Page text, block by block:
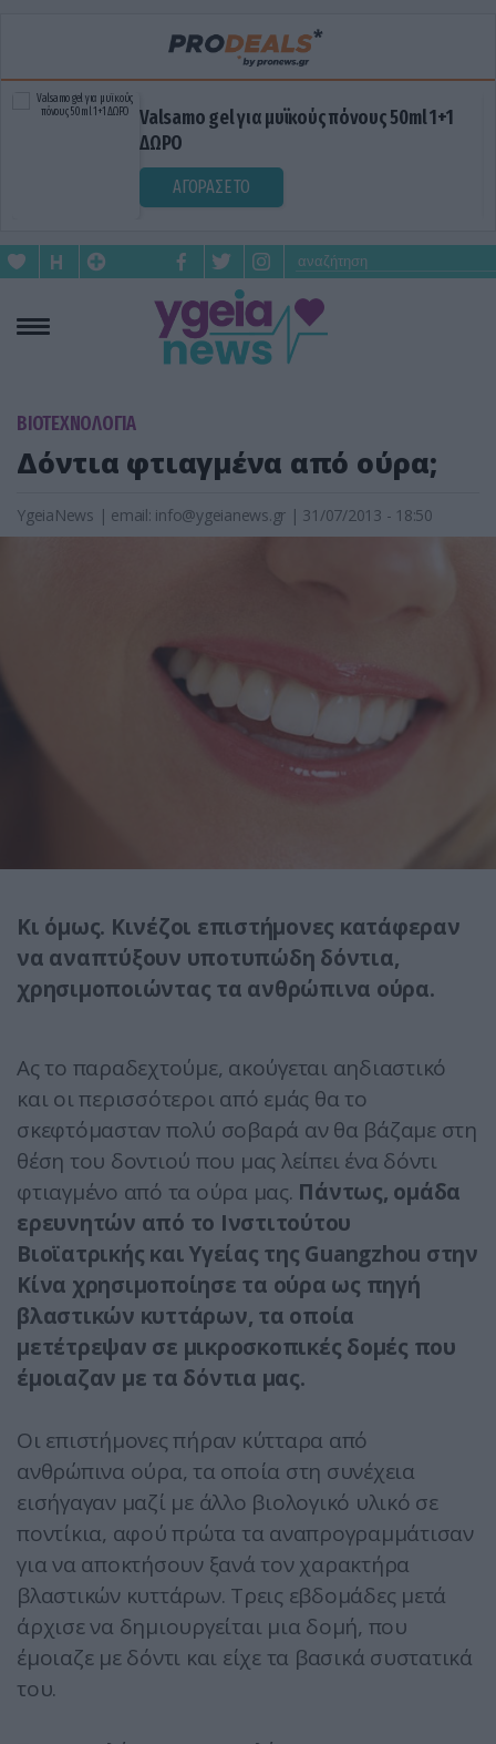
Valsamo gel για μυϊκούς πόνους 50ml 1+1
ΔΩΡΟ
ΑΓΟΡΑΣΕ ΤΟ
ΒΙΟΤΕΧΝΟΛΟΓΙΑ
Δόντια φτιαγμένα από ούρα;
YgeiaNews | email: info@ygeianews.gr | 31/07/2013 - 18:50
Κι όμως. Κινέζοι επιστήμονες κατάφεραν
να αναπτύξουν υποτυπώδη δόντια,
χρησιμοποιώντας τα ανθρώπινα ούρα.
Ας το παραδεχτούμε, ακούγεται αηδιαστικό
και οι περισσότεροι από εμάς θα το
σκεφτόμασταν πολύ σοβαρά αν θα βάζαμε στη
θέση του δοντιού που μας λείπει ένα δόντι
φτιαγμένο από τα ούρα μας. Πάντως, ομάδα
ερευνητών από το Ινστιτούτου
Βιοϊατρικής και Υγείας της Guangzhou στην
Κίνα χρησιμοποίησε τα ούρα ως πηγή
βλαστικών κυττάρων, τα οποία
μετέτρεψαν σε μικροσκοπικές δομές που
έμοιαζαν με τα δόντια μας.
Οι επιστήμονες πήραν κύτταρα από
ανθρώπινα ούρα, τα οποία στη συνέχεια
εισήγαγαν μαζί με άλλο βιολογικό υλικό σε
ποντίκια, αφού πρώτα τα αναπρογραμμάτισαν
για να αποκτήσουν ξανά τον χαρακτήρα
βλαστικών κυττάρων. Τρεις εβδομάδες μετά
άρχισε να δημιουργείται μια δομή, που
έμοιαζε με δόντι και είχε τα βασικά συστατικά
του.